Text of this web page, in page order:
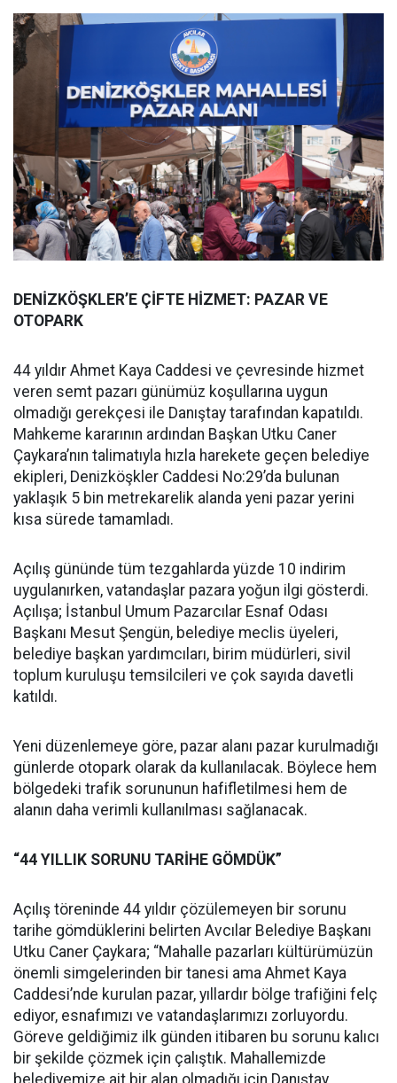
DENİZKÖŞKLER’E ÇİFTE HİZMET: PAZAR VE
OTOPARK
44 yıldır Ahmet Kaya Caddesi ve çevresinde hizmet
veren semt pazarı günümüz koşullarına uygun
olmadığı gerekçesi ile Danıştay tarafından kapatıldı.
Mahkeme kararının ardından Başkan Utku Caner
Çaykara’nın talimatıyla hızla harekete geçen belediye
ekipleri, Denizköşkler Caddesi No:29’da bulunan
yaklaşık 5 bin metrekarelik alanda yeni pazar yerini
kısa sürede tamamladı.
Açılış gününde tüm tezgahlarda yüzde 10 indirim
uygulanırken, vatandaşlar pazara yoğun ilgi gösterdi.
Açılışa; İstanbul Umum Pazarcılar Esnaf Odası
Başkanı Mesut Şengün, belediye meclis üyeleri,
belediye başkan yardımcıları, birim müdürleri, sivil
toplum kuruluşu temsilcileri ve çok sayıda davetli
katıldı.
Yeni düzenlemeye göre, pazar alanı pazar kurulmadığı
günlerde otopark olarak da kullanılacak. Böylece hem
bölgedeki trafik sorununun hafifletilmesi hem de
alanın daha verimli kullanılması sağlanacak.
“44 YILLIK SORUNU TARİHE GÖMDÜK”
Açılış töreninde 44 yıldır çözülemeyen bir sorunu
tarihe gömdüklerini belirten Avcılar Belediye Başkanı
Utku Caner Çaykara; “Mahalle pazarları kültürümüzün
önemli simgelerinden bir tanesi ama Ahmet Kaya
Caddesi’nde kurulan pazar, yıllardır bölge trafiğini felç
ediyor, esnafımızı ve vatandaşlarımızı zorluyordu.
Göreve geldiğimiz ilk günden itibaren bu sorunu kalıcı
bir şekilde çözmek için çalıştık. Mahallemizde